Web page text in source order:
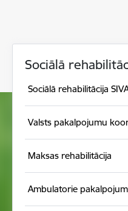
Sociālā
Sociālā rehabilitācija
Valsts pakalpojumu
Maksas rehabilitācija
Ambulatorie